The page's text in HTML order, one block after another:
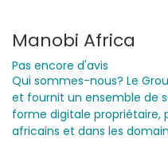
Manobi Africa
Pas encore d'avis
Qui sommes-nous? Le
et fournit un ensemble de
forme digitale propriétaire,
africains et dans les